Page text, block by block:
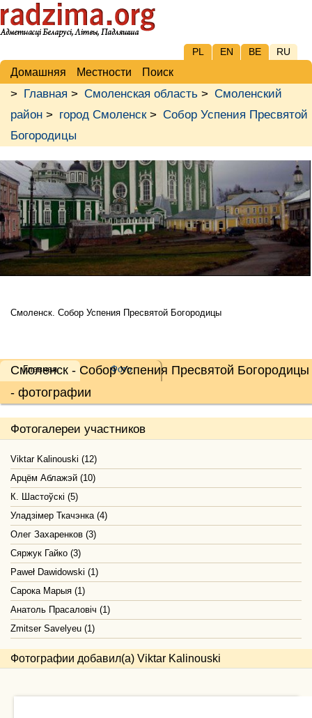
PL EN BE RU
Домашняя Местности Поиск
> Главная > Смоленская область > Смоленский
район > город Смоленск> Собор Успения Пресвятой
Богородицы
Смоленск. Собор Успения Пресвятой Богородицы
Смоленск - Собор Успения Пресвятой Богородицы
- фотографии
Главная Фото
Фотогалереи участников
Viktar Kalinouski (12)
Арцём Аблажэй (10)
К. Шастоўскі (5)
Уладзімер Ткачэнка (4)
Олег Захаренков (3)
Сяржук Гайко (3)
Paweł Dawidowski (1)
Сарока Марыя (1)
Анатоль Прасаловіч (1)
Zmitser Savelyeu (1)
Фотографии добавил(а) Viktar Kalinouski